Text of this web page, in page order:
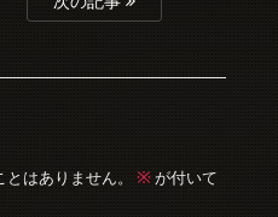
はありません。 ※ が付いて